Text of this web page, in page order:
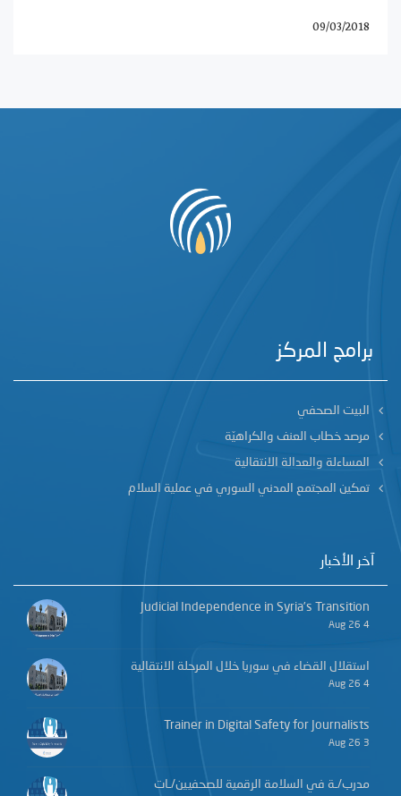
09/03/2018
برامج المركز
البيت الصحفي
مرصد خطاب العنف والكراهيّة
المساءلة والعدالة الانتقالية
تمكين المجتمع المدني السوري في عملية السلام
آخر الأخبار
Judicial Independence in Syria’s Transition
4 Aug 26
استقلال القضاء في سوريا خلال المرحلة الانتقالية
4 Aug 26
Trainer in Digital Safety for Journalists
3 Aug 26
مدرب/ـة في السلامة الرقمية للصحفيين/ـات